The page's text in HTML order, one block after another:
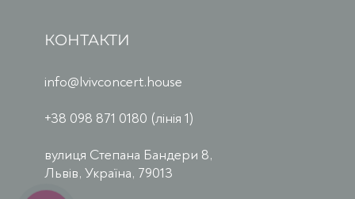
КОНТАКТИ
info@lvivconcert.house
+38 098 871 0180 (лінія 1)
вулиця Степана Бандери 8,
Львів, Україна, 79013